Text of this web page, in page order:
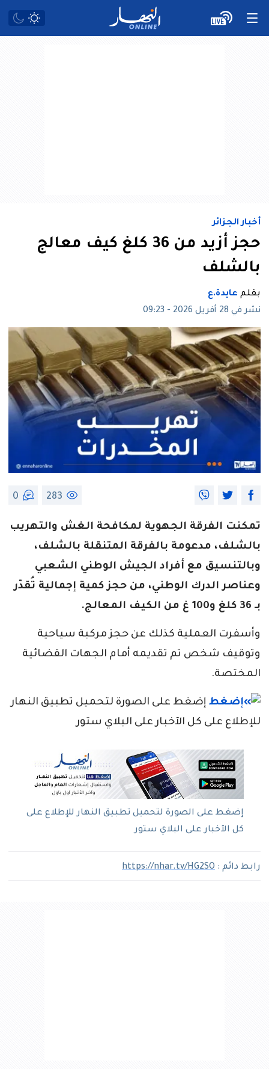
أخبار الجزائر
حجز أزيد من 36 كلغ كيف معالج
بالشلف
بقلم عايدة.ع
نشر في 28 أفريل 2026 - 09:23
283
0
تمكنت الفرقة الجهوية لمكافحة الغش والتهريب
بالشلف، مدعومة بالفرقة المتنقلة بالشلف،
وبالتنسيق مع أفراد الجيش الوطني الشعبي
وعناصر الدرك الوطني، من حجز كمية إجمالية تُقدّر
بـ 36 كلغ و100 غ من الكيف المعالج.
وأسفرت العملية كذلك عن حجز مركبة سياحية
وتوقيف شخص تم تقديمه أمام الجهات القضائية
المختصة.
إضغط على الصورة لتحميل تطبيق النهار
للإطلاع على كل الآخبار على البلاي ستور
إضغط على الصورة لتحميل تطبيق النهار للإطلاع على
كل الآخبار على البلاي ستور
رابط دائم : https://nhar.tv/HG2SO